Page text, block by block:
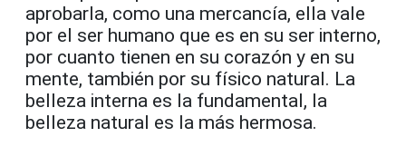
aprobarla, como una mercancía, ella vale
por el ser humano que es en su ser interno,
por cuanto tienen en su corazón y en su
mente, también por su físico natural. La
belleza interna es la fundamental, la
belleza natural es la más hermosa.